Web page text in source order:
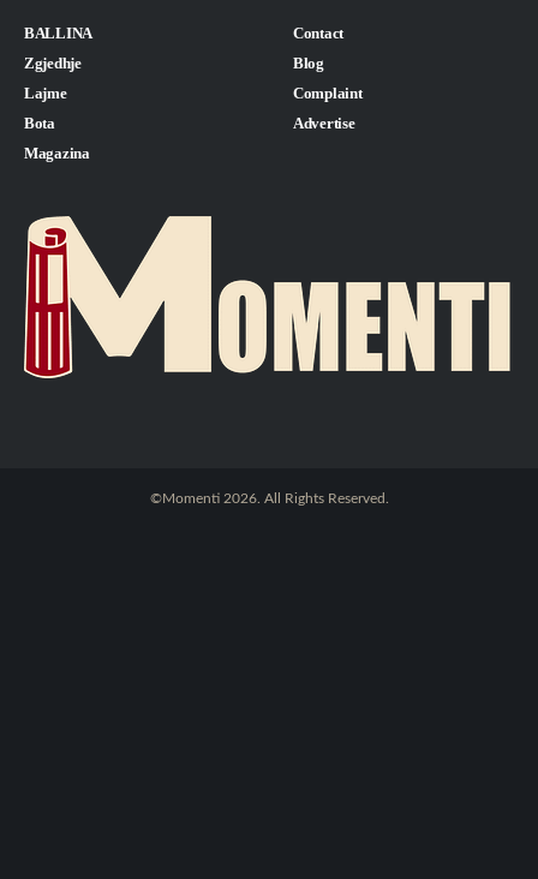
BALLINA
Zgjedhje
Lajme
Bota
Magazina
Contact
Blog
Complaint
Advertise
©Momenti 2026. All Rights Reserved.